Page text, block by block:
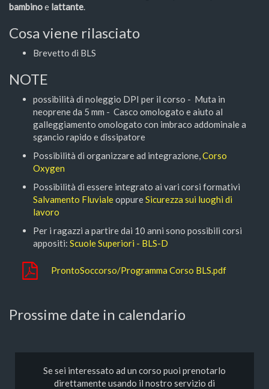
bambinoe lattante.
Cosa viene rilasciato
Brevetto di BLS
NOTE
possibilità di noleggio DPI per il corso - Muta in
neoprene da 5 mm - Casco omologato e aiuto al
galleggiamento omologato con imbraco addominale a
sgancio rapido e dissipatore
Possibilità di organizzare ad integrazione,Corso
Oxygen
Possibilità di essere integrato ai vari corsi formativi
Salvamento FluvialeoppureSicurezza sui luoghi di
lavoro
Per i ragazzi a partire dai 10 anni sono possibili corsi
appositi: Scuole Superiori - BLS-D
ProntoSoccorso/Programma Corso BLS.pdf
Prossime date in calendario
Se sei interessato ad un corso puoi prenotarlo
direttamente usando il nostro servizio di